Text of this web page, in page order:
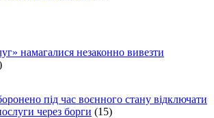
намагалися незаконно вивезти
під час воєнного стану відключати
через борги (15)